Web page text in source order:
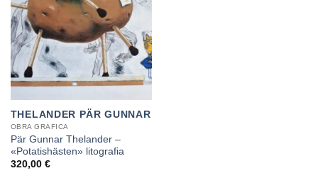
THELANDER PÄR GUNNAR
OBRA GRÁFICA
Pär Gunnar Thelander –
«Potatishästen» litografia
320,00 €